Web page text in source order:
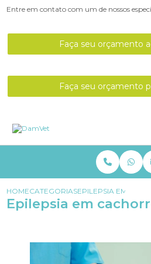
Entre em contato com um de nossos
Faça seu orçamento
Faça seu orçamento
HOMECATEGORIASEPILEPSIA EM
Epilepsia em